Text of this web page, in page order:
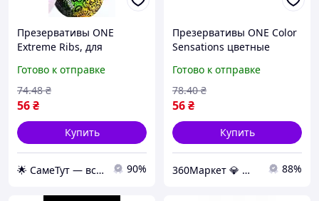
Презервативы ONE
Extreme Ribs, для
и защиты
Готово к отправке
56₴
74.48 ₴
Купить
🌟 СамеТут — всё, что нужно, в одном месте 🌟 90%
Презервативы ONE Color
Sensations цветные
ощущений и
удовольствия
Готово к отправке
56₴
78.40 ₴
Купить
360Маркет 💎 — всё, что нужно под рукой ✅ 88%